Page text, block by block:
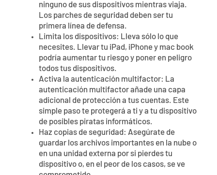
ninguno de sus dispositivos mientras viaja.
Los parches de seguridad deben ser tu
primera línea de defensa.
Limita los dispositivos: Lleva sólo lo que
necesites. Llevar tu iPad, iPhone y mac book
podría aumentar tu riesgo y poner en peligro
todos tus dispositivos.
Activa la autenticación multifactor: La
autenticación multifactor añade una capa
adicional de protección a tus cuentas. Este
simple paso te protegerá a ti y a tu dispositivo
de posibles piratas informáticos.
Haz copias de seguridad: Asegúrate de
guardar los archivos importantes en la nube o
en una unidad externa por si pierdes tu
dispositivo o, en el peor de los casos, se ve